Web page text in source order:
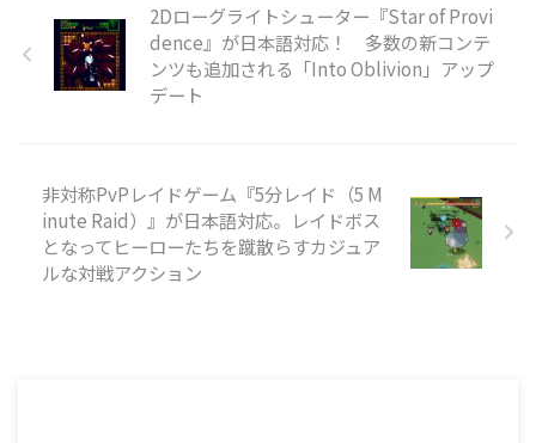
は3,150円（税込）です。 本作は
『Rimworld』『Starship
Theory』『Dwarf Fortress』『X-
COM』といった作品や、
2Dローグライトシューター『Star of Provi
dence』が日本語対応！ 多数の新コンテ
ンツも追加される「Into Oblivion」アップ
デート
非対称PvPレイドゲーム『5分レイド（5 M
inute Raid）』が日本語対応。レイドボス
となってヒーローたちを蹴散らすカジュア
ルな対戦アクション